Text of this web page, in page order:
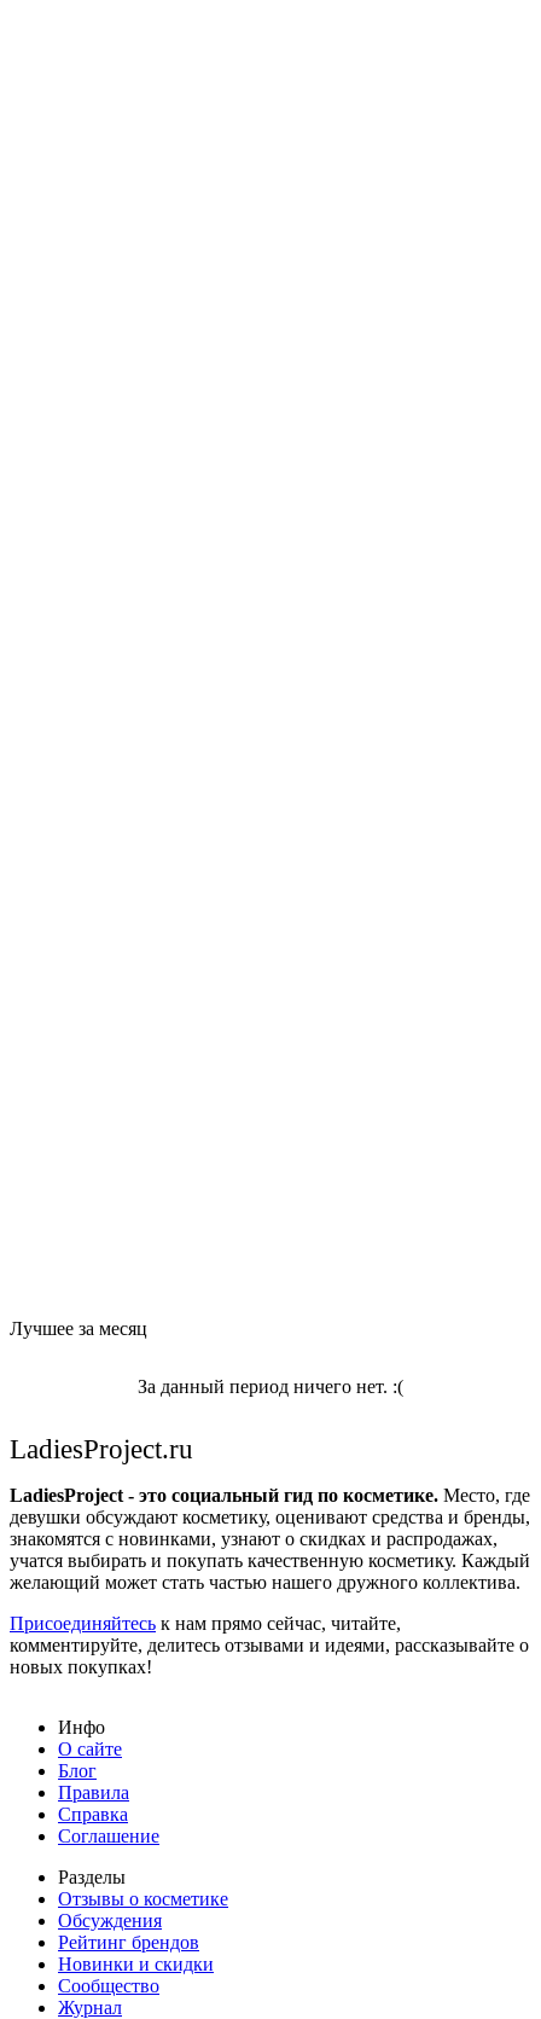
Лучшее за месяц
За данный период ничего нет. :(
LadiesProject.ru
LadiesProject - это социальный гид по косметике. Место, где
девушки обсуждают косметику, оценивают средства и бренды,
знакомятся с новинками, узнают о скидках и распродажах,
учатся выбирать и покупать качественную косметику. Каждый
желающий может стать частью нашего дружного коллектива.
Присоединяйтесь к нам прямо сейчас, читайте,
комментируйте, делитесь отзывами и идеями, рассказывайте о
новых покупках!
Инфо
О сайте
Блог
Правила
Справка
Соглашение
Разделы
Отзывы о косметике
Обсуждения
Рейтинг брендов
Новинки и скидки
Сообщество
Журнал